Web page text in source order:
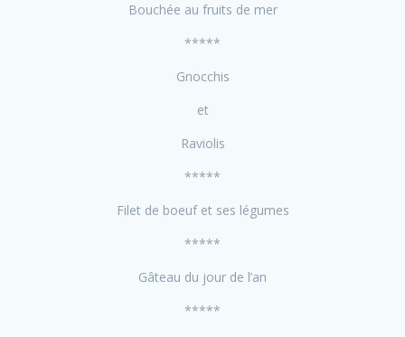
Bouchée au fruits de mer
*****
Gnocchis
et
Raviolis
*****
Filet de boeuf et ses légumes
*****
Gâteau du jour de l’an
*****